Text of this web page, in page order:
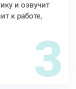
и озвучит
к работе,
3